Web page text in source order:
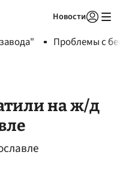
Новости
Проблемы с
на ж/д